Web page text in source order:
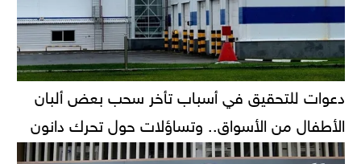
دعوات للتحقيق في أسباب تأخر سحب بعض ألبان
الأطفال من الأسواق.. وتساؤلات حول تحرك دانون